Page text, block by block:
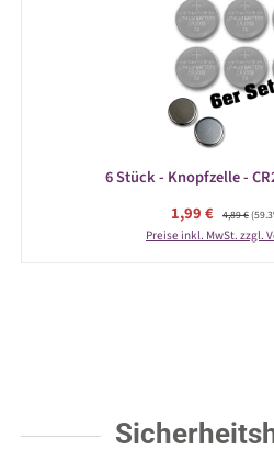
6 Stück - Knopfzelle -
Verkaufspreis:
1,99 € Regulärer
4,89 €
Preise inkl. MwSt. zzgl.